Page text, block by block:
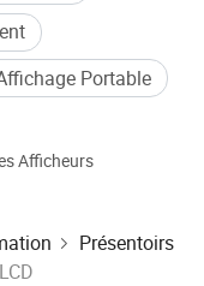
étiquettes
les musées, les
commun.
Portable
Afficheurs
Présentoirs